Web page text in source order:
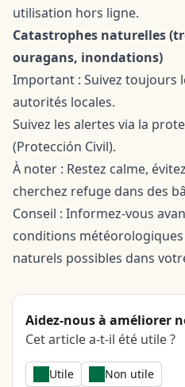
utilisation hors ligne.
Catastrophes naturelles
ouragans, inondations)
Important : Suivez toujours
autorités locales.
Suivez les alertes via la
(Protección Civil).
À noter : Restez calme,
cherchez refuge dans des
Conseil : Informez-vous
conditions
naturels possibles dans
Aidez-nous à améliorer
Cet article a-t-il été utile ?
Utile Non utile